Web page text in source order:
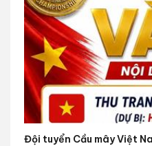
Đội tuyển Cầu mây Việt